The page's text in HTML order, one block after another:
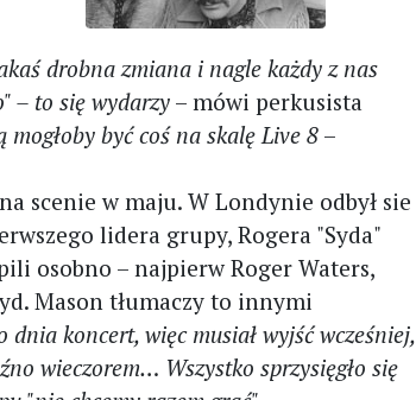
drobna zmiana i nagle każdy z nas
– to się wydarzy – mówi perkusista
być coś na skalę Live 8–
scenie w maju. W Londynie odbył sie
lidera grupy, Rogera "Syda"
osobno – najpierw Roger Waters,
Mason tłumaczy to innymi
dnia koncert, więc musiał wyjść wcześniej,
wieczorem… Wszystko sprzysięgło się